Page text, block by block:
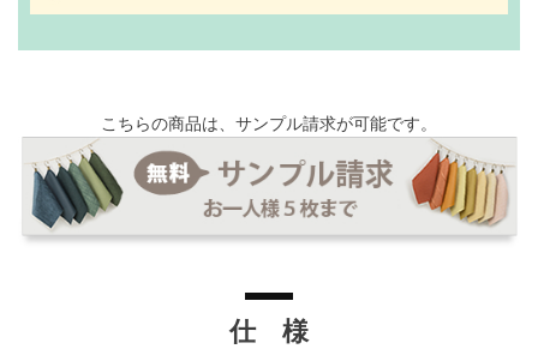
こちらの商品は、サンプル請求が可能です。
仕 様